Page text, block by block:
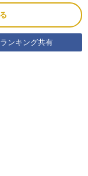
ランキング共有